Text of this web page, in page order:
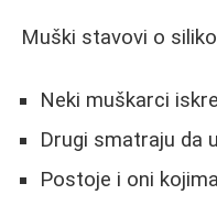
Muški stavovi o
Neki muškarci
Drugi smatraju da
Postoje i oni